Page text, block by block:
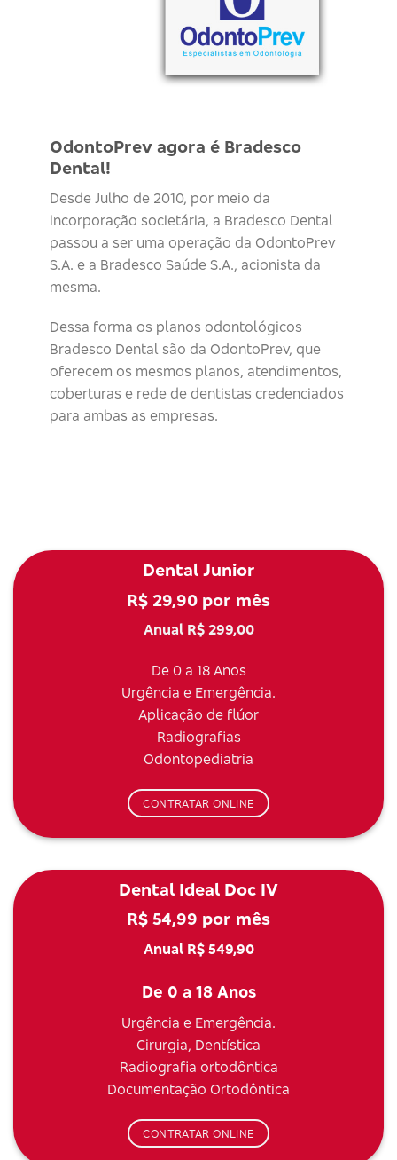
OdontoPrev agora é Bradesco
Dental!
Desde Julho de 2010, por meio da
incorporação societária, a Bradesco Dental
passou a ser uma operação da OdontoPrev
S.A. e a Bradesco Saúde S.A., acionista da
mesma.
Dessa forma os planos odontológicos
Bradesco Dental são da OdontoPrev, que
oferecem os mesmos planos, atendimentos,
coberturas e rede de dentistas credenciados
para ambas as empresas.
Dental Junior
R$ 29,90 por mês
Anual R$ 299,00
De 0 a 18 Anos
Urgência e Emergência.
Aplicação de flúor
Radiografias
Odontopediatria
CONTRATAR ONLINE
Dental Ideal Doc IV
R$ 54,99 por mês
Anual R$ 549,90
De 0 a 18 Anos
Urgência e Emergência.
Cirurgia, Dentística
Radiografia ortodôntica
Documentação Ortodôntica
CONTRATAR ONLINE